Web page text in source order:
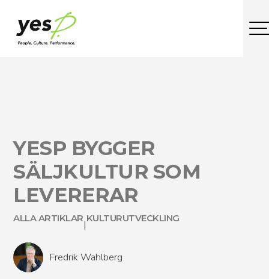
YESP BYGGER
SÄLJKULTUR SOM
LEVERERAR
ALLA ARTIKLAR|KULTURUTVECKLING
Fredrik Wahlberg